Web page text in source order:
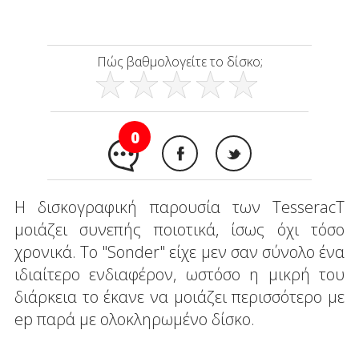
Πώς βαθμολογείτε το δίσκο;
0
Η δισκογραφική παρουσία των TesseracT
μοιάζει συνεπής ποιοτικά, ίσως όχι τόσο
χρονικά. Το "Sonder" είχε μεν σαν σύνολο ένα
ιδιαίτερο ενδιαφέρον, ωστόσο η μικρή του
διάρκεια το έκανε να μοιάζει περισσότερο με
ep παρά με ολοκληρωμένο δίσκο.